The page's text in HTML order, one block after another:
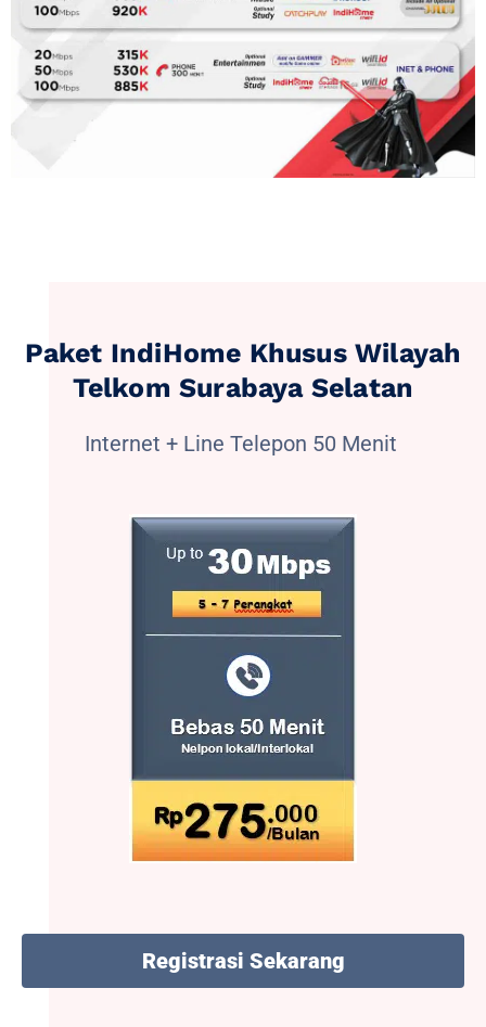
Paket IndiHome Khusus Wilayah
Telkom Surabaya Selatan
Internet + Line Telepon 50 Menit
Registrasi Sekarang